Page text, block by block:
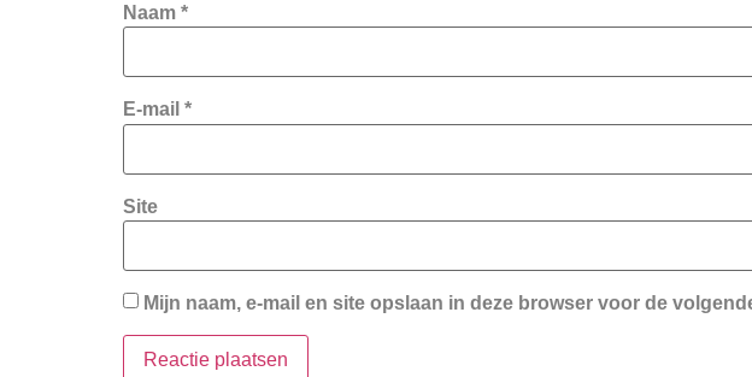
Naam *
E-mail *
Site
Mijn naam, e-mail en site opslaan in deze browser voor de